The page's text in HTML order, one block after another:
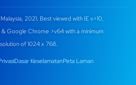
2021. Best viewed with IE v>10,
Google Chrome >v64 with a minimum
of 1024 x 768.
Dasar KeselamatanPeta Laman